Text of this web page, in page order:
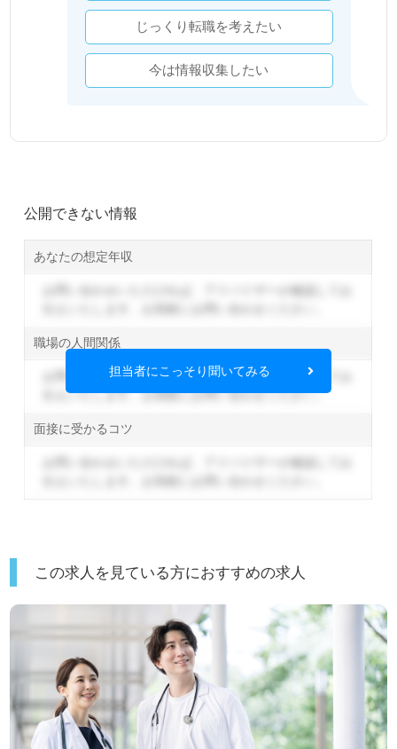
じっくり転職を考えたい
今は情報収集したい
公開できない情報
あなたの想定年収
職場の人間関係
お問い合わせいただければ、アドバイザーが確認してお
伝えいたします。お気軽にお問い合わせください。
面接に受かるコツ
担当者にこっそり聞いてみる
この求人を見ている方におすすめの求人